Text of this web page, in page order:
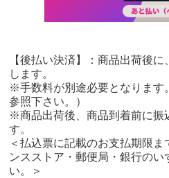
【後払い決済】：商品出荷後
します。
※手数料が別途必要となります
参照下さい。）
※商品出荷後、商品到着前に振
す。
＜払込票に記載のお支払期限
ンスストア・郵便局・銀行のい
い。＞